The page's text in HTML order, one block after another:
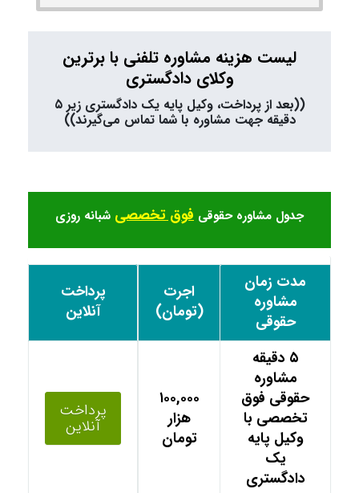
لیست هزینه مشاوره تلفنی با برترین
وکلای دادگستری
((بعد از پرداخت، وکیل پایه یک دادگستری زیر ۵
دقیقه جهت مشاوره با شما تماس می‌گیرند))
جدول مشاوره حقوقی فوق تخصصی شبانه روزی
مدت زمان
مشاوره
حقوقی
اجرت
(تومان)
پرداخت
آنلاین
۵ دقیقه
مشاوره
حقوقی فوق
تخصصی با
وکیل پایه
یک
دادگستری
۱۰۰,۰۰۰
هزار
تومان
پرداخت
آنلاین